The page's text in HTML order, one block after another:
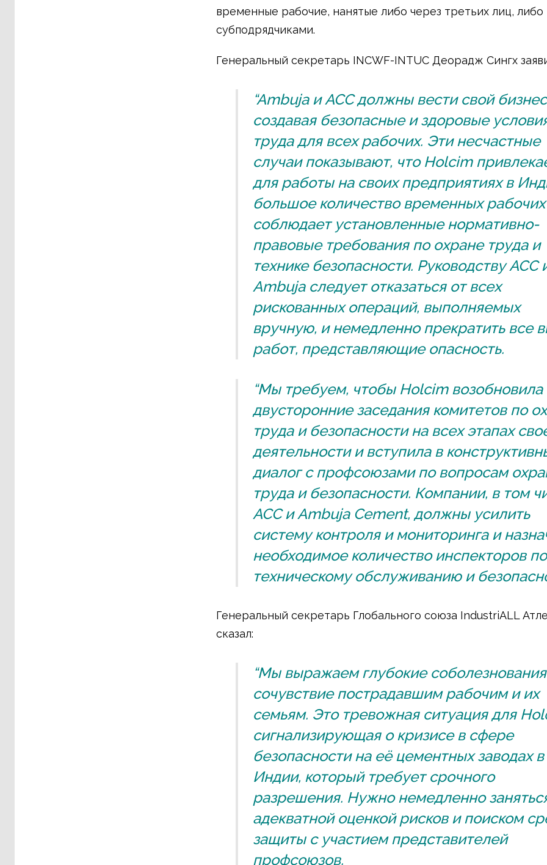
временные рабочие, нанятые либо через третьих лиц, либо
субподрядчиками.
Генеральный секретарь INCWF-INTUC Деорадж Сингх
“Ambuja и ACC должны вести свой
создавая безопасные и здоровые
труда для всех рабочих. Эти несчастные
случаи показывают, что Holcim
для работы на своих предприятиях в
большое количество временных
соблюдает установленные нормативно-
правовые требования по охране труда и
технике безопасности. Руководству ACC
Ambuja следует отказаться от всех
рискованных операций, выполняемых
вручную, и немедленно прекратить все
работ, представляющие опасность.
“Мы требуем, чтобы Holcim возобновила
двусторонние заседания комитетов по
труда и безопасности на всех этапах
деятельности и вступила в
диалог с профсоюзами по вопросам
труда и безопасности. Компании, в том
ACC и Ambuja Cement, должны усилить
систему контроля и мониторинга и
необходимое количество инспекторов по
техническому обслуживанию и
Генеральный секретарь Глобального союза IndustriALL
сказал:
“Мы выражаем глубокие
сочувствие пострадавшим рабочим и их
семьям. Это тревожная ситуация для
сигнализирующая о кризисе в сфере
безопасности на её цементных заводах в
Индии, который требует срочного
разрешения. Нужно немедленно
адекватной оценкой рисков и поиском
защиты с участием представителей
профсоюзов.